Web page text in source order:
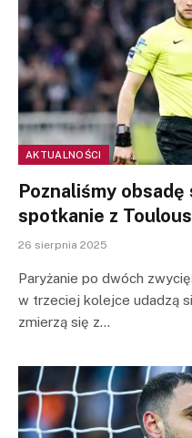
AKTUALNOŚCI
Poznaliśmy obsadę
spotkanie z
26 sierpnia 2025
Paryżanie po dwóch
w trzeciej kolejce udadzą
zmierzą się z…